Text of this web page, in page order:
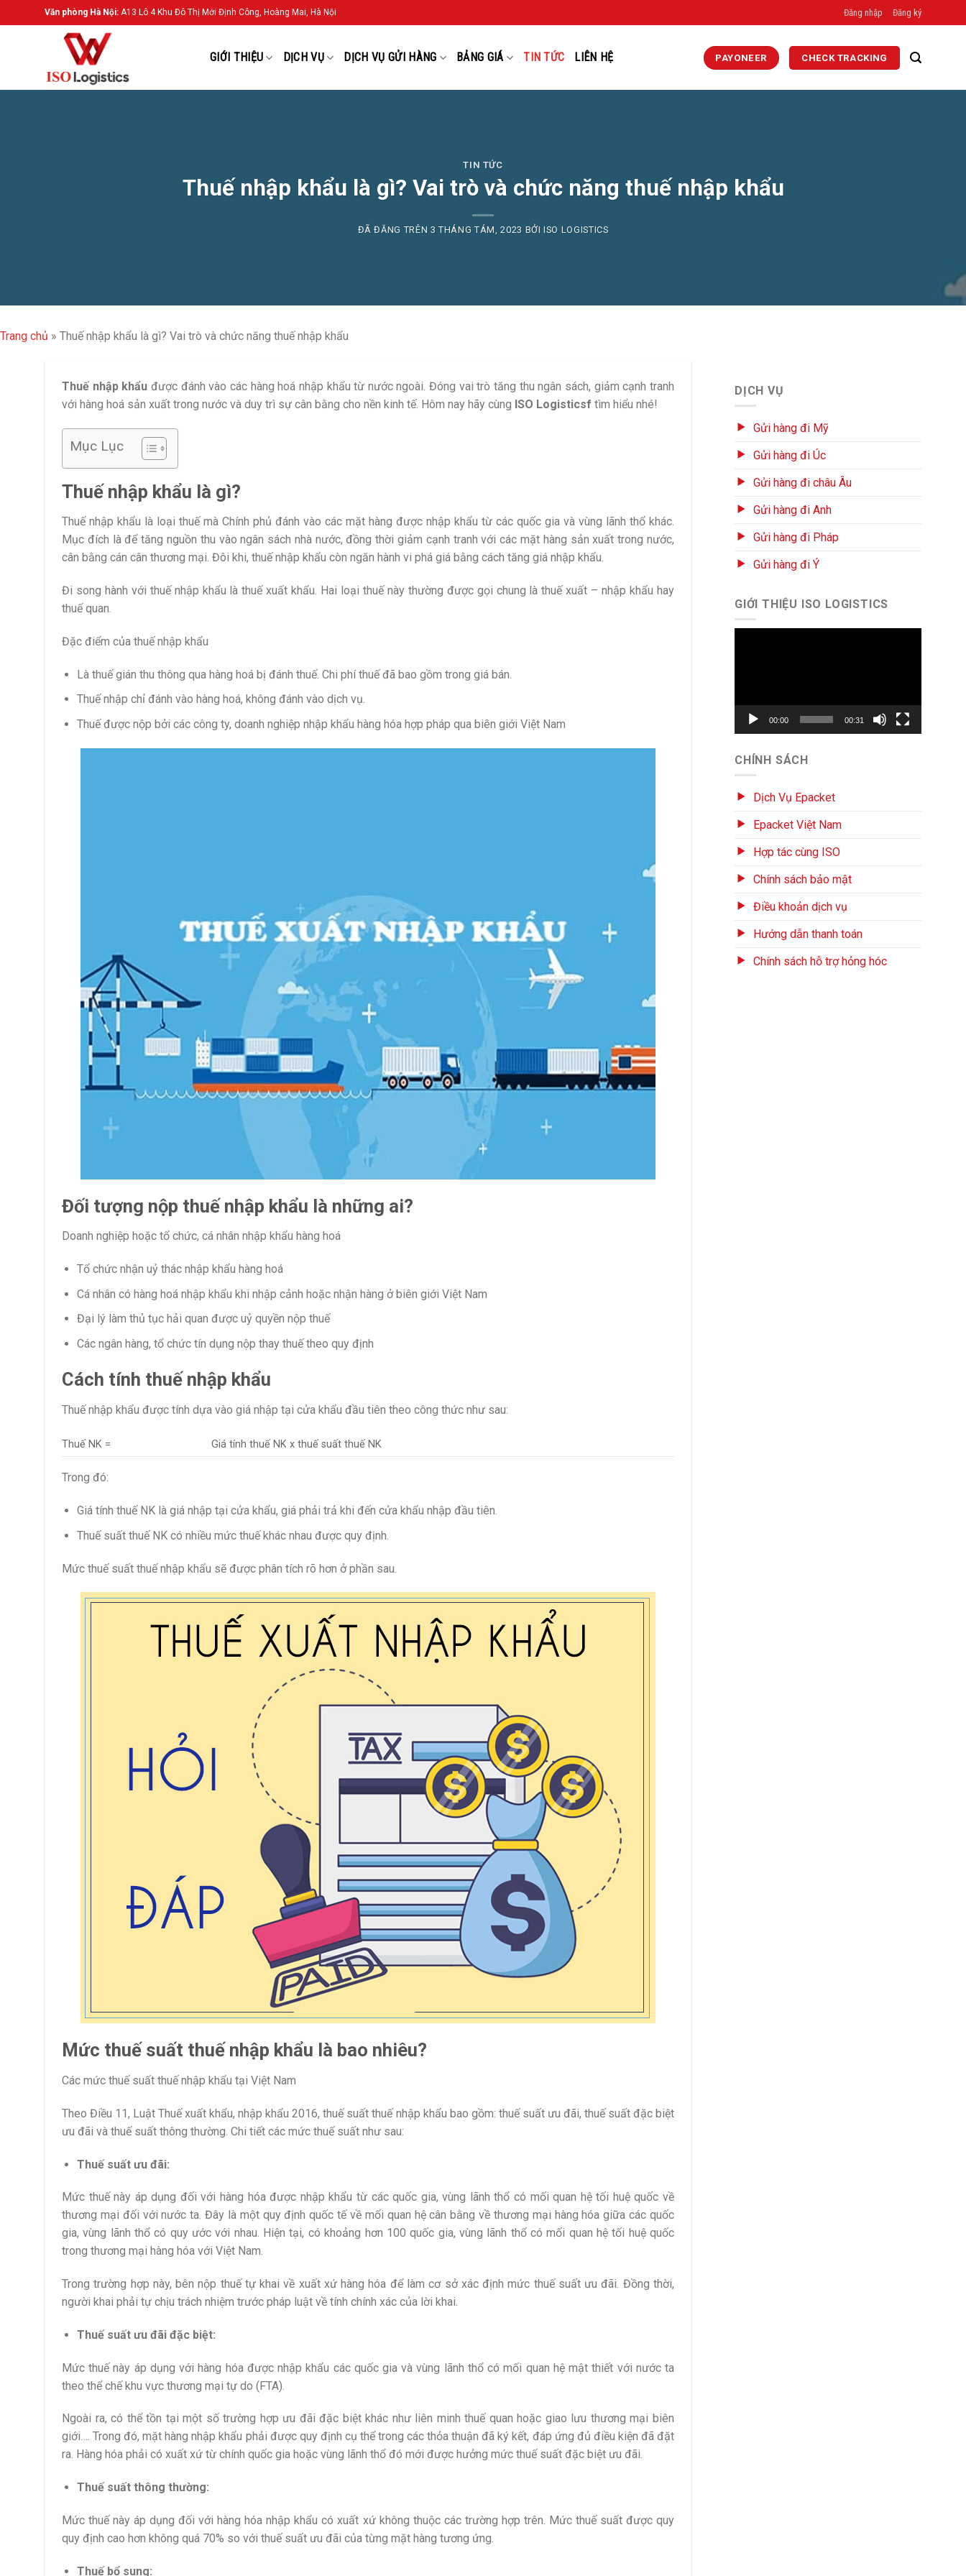
đến
Văn phòng Hà Nội: A13 Lô 4 Khu Đô Thị Mới Định Công, Hoàng Mai, Hà Nội Đăng nhập Đăng ký
GIỚI THIỆU DỊCH VỤ DỊCH VỤ GỬI HÀNG BẢNG GIÁ TIN TỨC LIÊN HỆ PAYONEER CHECK TRACKING
TIN TỨC
Thuế nhập khẩu là gì? Vai trò và chức năng thuế nhập khẩu
ĐÃ ĐĂNG TRÊN 3 THÁNG TÁM, 2023 BỞIISO LOGISTICS
Trang chủ » Thuế nhập khẩu là gì? Vai trò và chức năng thuế nhập khẩu
Thuế nhập khẩu được đánh vào các hàng hoá nhập khẩu từ nước ngoài. Đóng vai trò tăng thu ngân sách, giảm cạnh tranh
với hàng hoá sản xuất trong nước và duy trì sự cân bằng cho nền kinh tế. Hôm nay hãy cùng ISO Logisticsf tìm hiểu nhé!
Mục Lục
Thuế nhập khẩu là gì?
Thuế nhập khẩu là loại thuế mà Chính phủ đánh vào các mặt hàng được nhập khẩu từ các quốc gia và vùng lãnh thổ khác.
Mục đích là để tăng nguồn thu vào ngân sách nhà nước, đồng thời giảm cạnh tranh với các mặt hàng sản xuất trong nước,
cân bằng cán cân thương mại. Đôi khi, thuế nhập khẩu còn ngăn hành vi phá giá bằng cách tăng giá nhập khẩu.
Đi song hành với thuế nhập khẩu là thuế xuất khẩu. Hai loại thuế này thường được gọi chung là thuế xuất – nhập khẩu hay
thuế quan.
Đặc điểm của thuế nhập khẩu
Là thuế gián thu thông qua hàng hoá bị đánh thuế. Chi phí thuế đã bao gồm trong giá bán.
Thuế nhập chỉ đánh vào hàng hoá, không đánh vào dịch vụ.
Thuế được nộp bởi các công ty, doanh nghiệp nhập khẩu hàng hóa hợp pháp qua biên giới Việt Nam
Đối tượng nộp thuế nhập khẩu là những ai?
Doanh nghiệp hoặc tổ chức, cá nhân nhập khẩu hàng hoá
Tổ chức nhận uỷ thác nhập khẩu hàng hoá
Cá nhân có hàng hoá nhập khẩu khi nhập cảnh hoặc nhận hàng ở biên giới Việt Nam
Đại lý làm thủ tục hải quan được uỷ quyền nộp thuế
Các ngân hàng, tổ chức tín dụng nộp thay thuế theo quy định
Cách tính thuế nhập khẩu
Thuế nhập khẩu được tính dựa vào giá nhập tại cửa khẩu đầu tiên theo công thức như sau:
Thuế NK = Giá tính thuế NK x thuế suất thuế NK
Trong đó:
Giá tính thuế NK là giá nhập tại cửa khẩu, giá phải trả khi đến cửa khẩu nhập đầu tiên.
Thuế suất thuế NK có nhiều mức thuế khác nhau được quy định.
Mức thuế suất thuế nhập khẩu sẽ được phân tích rõ hơn ở phần sau.
Mức thuế suất thuế nhập khẩu là bao nhiêu?
Các mức thuế suất thuế nhập khẩu tại Việt Nam
Theo Điều 11, Luật Thuế xuất khẩu, nhập khẩu 2016, thuế suất thuế nhập khẩu bao gồm: thuế suất ưu đãi, thuế suất đặc biệt
ưu đãi và thuế suất thông thường. Chi tiết các mức thuế suất như sau:
Thuế suất ưu đãi:
Mức thuế này áp dụng đối với hàng hóa được nhập khẩu từ các quốc gia, vùng lãnh thổ có mối quan hệ tối huệ quốc về
thương mại đối với nước ta. Đây là một quy định quốc tế về mối quan hệ cân bằng về thương mại hàng hóa giữa các quốc
gia, vùng lãnh thổ có quy ước với nhau. Hiện tại, có khoảng hơn 100 quốc gia, vùng lãnh thổ có mối quan hệ tối huệ quốc
trong thương mại hàng hóa với Việt Nam.
Trong trường hợp này, bên nộp thuế tự khai về xuất xứ hàng hóa để làm cơ sở xác định mức thuế suất ưu đãi. Đồng thời,
người khai phải tự chịu trách nhiệm trước pháp luật về tính chính xác của lời khai.
Thuế suất ưu đãi đặc biệt:
Mức thuế này áp dụng với hàng hóa được nhập khẩu các quốc gia và vùng lãnh thổ có mối quan hệ mật thiết với nước ta
theo thể chế khu vực thương mại tự do (FTA).
Ngoài ra, có thể tồn tại một số trường hợp ưu đãi đặc biệt khác như liên minh thuế quan hoặc giao lưu thương mại biên
giới…. Trong đó, mặt hàng nhập khẩu phải được quy định cụ thể trong các thỏa thuận đã ký kết, đáp ứng đủ điều kiện đã đặt
ra. Hàng hóa phải có xuất xứ từ chính quốc gia hoặc vùng lãnh thổ đó mới được hưởng mức thuế suất đặc biệt ưu đãi.
Thuế suất thông thường:
Mức thuế này áp dụng đối với hàng hóa nhập khẩu có xuất xứ không thuộc các trường hợp trên. Mức thuế suất được quy
quy định cao hơn không quá 70% so với thuế suất ưu đãi của từng mặt hàng tương ứng.
Thuế bổ sung:
DỊCH VỤ
Gửi hàng đi Mỹ
Gửi hàng đi Úc
Gửi hàng đi châu Âu
Gửi hàng đi Anh
Gửi hàng đi Pháp
Gửi hàng đi Ý
GIỚI THIỆU ISO LOGISTICS
00:00 00:31
CHÍNH SÁCH
Dịch Vụ Epacket
Epacket Việt Nam
Hợp tác cùng ISO
Chính sách bảo mật
Điều khoản dịch vụ
Hướng dẫn thanh toán
Chính sách hỗ trợ hỏng hóc